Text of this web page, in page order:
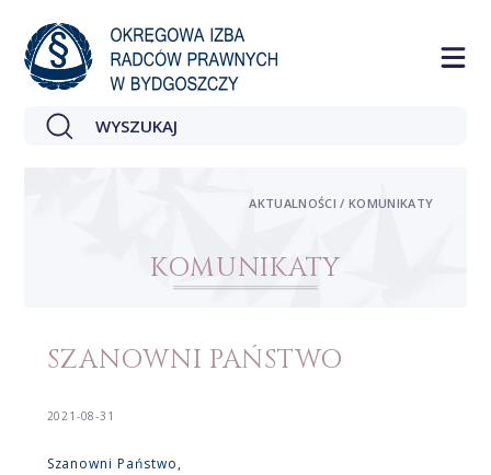
KOMUNIKATY
AKTUALNOŚCI / KOMUNIKATY
SZANOWNI PAŃSTWO
2021-08-31
Szanowni Państwo,